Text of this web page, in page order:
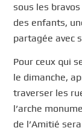
sous les
des enfants,
partagée avec
Pour ceux qui
le dimanche,
traverser les
l’arche
de l’Amitié